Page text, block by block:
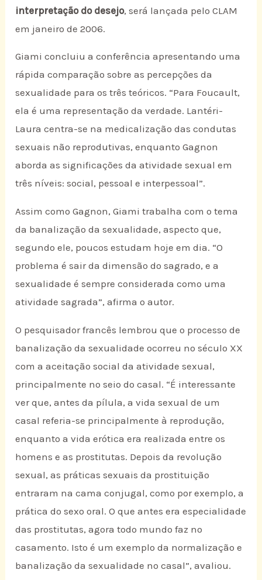
interpretação do desejo, será lançada pelo CLAM
em janeiro de 2006.
Giami concluiu a conferência apresentando uma
rápida comparação sobre as percepções da
sexualidade para os três teóricos. “Para Foucault,
ela é uma representação da verdade. Lantéri-
Laura centra-se na medicalização das condutas
sexuais não reprodutivas, enquanto Gagnon
aborda as significações da atividade sexual em
três níveis: social, pessoal e interpessoal”.
Assim como Gagnon, Giami trabalha com o tema
da banalização da sexualidade, aspecto que,
segundo ele, poucos estudam hoje em dia. “O
problema é sair da dimensão do sagrado, e a
sexualidade é sempre considerada como uma
atividade sagrada”, afirma o autor.
O pesquisador francês lembrou que o processo de
banalização da sexualidade ocorreu no século XX
com a aceitação social da atividade sexual,
principalmente no seio do casal. “É interessante
ver que, antes da pílula, a vida sexual de um
casal referia-se principalmente à reprodução,
enquanto a vida erótica era realizada entre os
homens e as prostitutas. Depois da revolução
sexual, as práticas sexuais da prostituição
entraram na cama conjugal, como por exemplo, a
prática do sexo oral. O que antes era especialidade
das prostitutas, agora todo mundo faz no
casamento. Isto é um exemplo da normalização e
banalização da sexualidade no casal”, avaliou.